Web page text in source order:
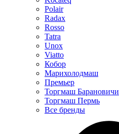
Polair
Radax
Rosso
Tatra
Unox
Viatto
Кобор
Марихолодмаш
Премьер
Торгмаш Барановичи
Торгмаш Пермь
Все бренды